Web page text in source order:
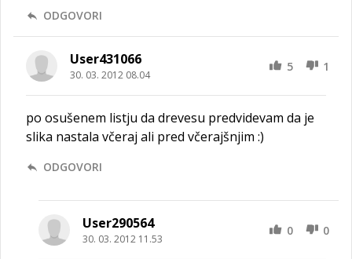
ODGOVORI
User431066
30. 03. 2012 08.04
5 1
po osušenem listju da drevesu predvidevam da je
slika nastala včeraj ali pred včerajšnjim :)
ODGOVORI
User290564
30. 03. 2012 11.53
0 0